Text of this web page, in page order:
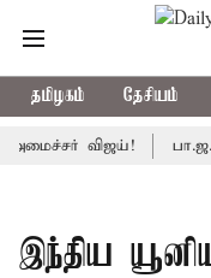
தமிழகம் தேசியம்
அமைச்சர் விஜய்!
இந்திய